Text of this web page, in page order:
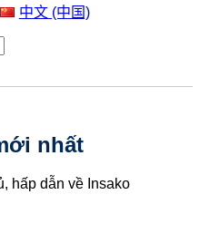
中文 (中国)
nhất
hấp dẫn về Insako